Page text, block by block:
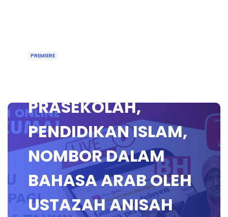
PREMIERE
PRASEKOLAH,
PENDIDIKAN ISLAM,
NOMBOR DALAM
BAHASA ARAB OLEH
USTAZAH ANISAH